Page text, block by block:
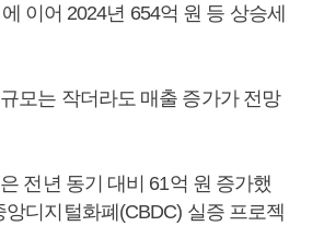
이어 2024년 654억 원 등 상승세
모는 작더라도 매출 증가가 전망
전년 동기 대비 61억 원 증가했
디지털화폐(CBDC) 실증 프로젝